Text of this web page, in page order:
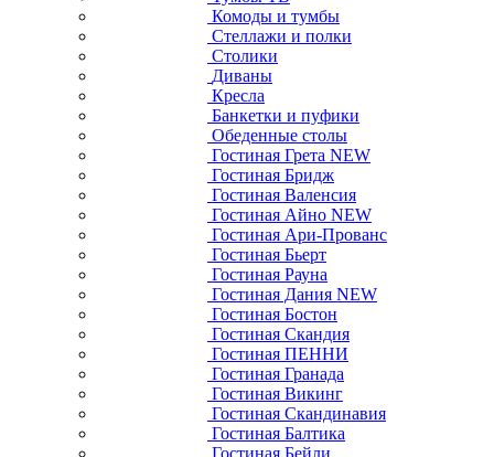
Комоды и тумбы
Стеллажи и полки
Столики
Диваны
Кресла
Банкетки и пуфики
Обеденные столы
Гостиная Грета NEW
Гостиная Бридж
Гостиная Валенсия
Гостиная Айно NEW
Гостиная Ари-Прованс
Гостиная Бьерт
Гостиная Рауна
Гостиная Дания NEW
Гостиная Бостон
Гостиная Скандия
Гостиная ПЕННИ
Гостиная Гранада
Гостиная Викинг
Гостиная Скандинавия
Гостиная Балтика
Гостиная Бейли